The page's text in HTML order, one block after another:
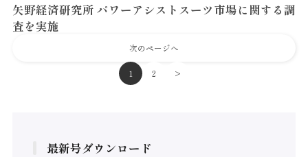
矢野経済研究所 パワーアシストスーツ市場に関する調
査を実施
次のページへ
1 2 >
最新号ダウンロード